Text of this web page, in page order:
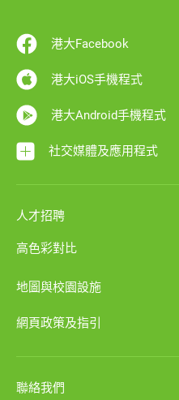
港大Facebook
港大iOS手機程式
港大Android手機程式
社交媒體及應用程式
人才招聘
高色彩對比
地圖與校園設施
網頁政策及指引
聯絡我們